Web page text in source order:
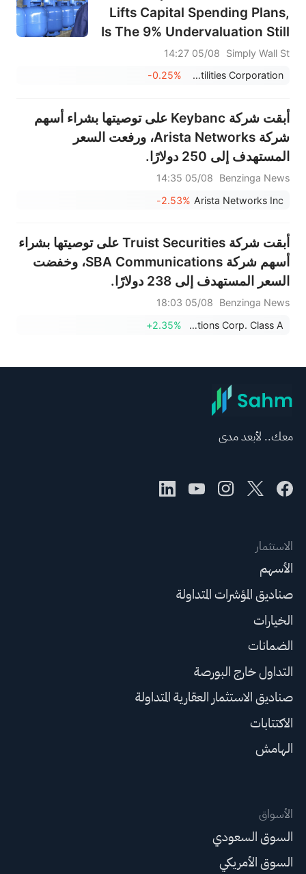
Lifts Capital Spending Plans,
Is The 9% Undervaluation Still
Compelling?
Simply Wall St
05/08 14:27
Chesapeake Utilities Corporation
-0.25%
أبقت شركة Keybanc على توصيتها بشراء أسهم
شركة Arista Networks، ورفعت السعر
المستهدف إلى 250 دولارًا.
Benzinga News
05/08 14:35
Arista Networks Inc
-2.53%
أبقت شركة Truist Securities على توصيتها بشراء
أسهم شركة SBA Communications، وخفضت
السعر المستهدف إلى 238 دولارًا.
Benzinga News
05/08 18:03
SBA Communications Corp. Class A
+2.35%
معك.. لأبعد مدى
الاستثمار
الأسهم
صناديق المؤشرات المتداولة
الخيارات
الضمانات
التداول خارج البورصة
صناديق الاستثمار العقارية المتداولة
الاكتتابات
الهامش
الأسواق
السوق السعودي
السوق الأمريكي